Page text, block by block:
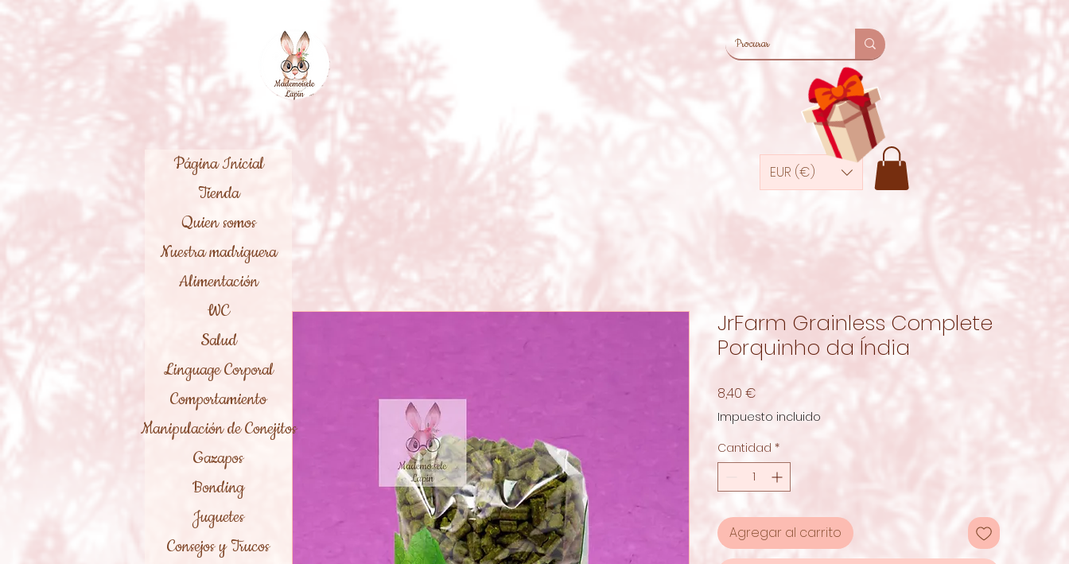
EUR (€)
JrFarm Grainless Complete
Porquinho da Índia
8,40 €
Impuesto incluido
Cantidad *
Agregar al carrito
Página Inicial
Tienda
Quien somos
Nuestra madriguera
Alimentación
WC
Salud
Linguage Corporal
Comportamiento
Manipulación de Conejitos
Gazapos
Bonding
Juguetes
Consejos y Trucos